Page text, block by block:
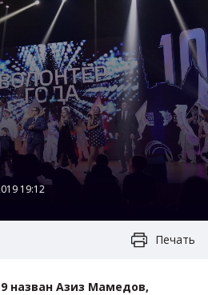
19:12
Печать
назван Азиз Мамедов,